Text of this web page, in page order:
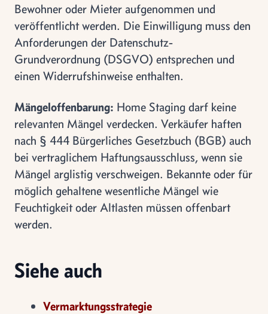
Bewohner oder Mieter aufgenommen und
veröffentlicht werden. Die Einwilligung muss den
Anforderungen der Datenschutz-
Grundverordnung (DSGVO) entsprechen und
einen Widerrufshinweise enthalten.
Mängeloffenbarung: Home Staging darf keine
relevanten Mängel verdecken. Verkäufer haften
nach § 444 Bürgerliches Gesetzbuch (BGB) auch
bei vertraglichem Haftungsausschluss, wenn sie
Mängel arglistig verschweigen. Bekannte oder für
möglich gehaltene wesentliche Mängel wie
Feuchtigkeit oder Altlasten müssen offenbart
werden.
Siehe auch
Vermarktungsstrategie